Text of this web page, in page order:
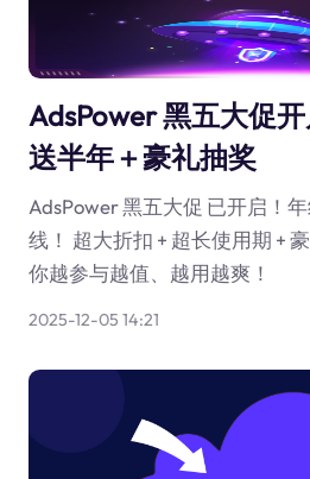
AdsPower 黑五大促
送半年＋豪礼抽奖
AdsPower 黑五大促 已开启！
线！ 超大折扣 + 超长使用期 +
你越参与越值、越用越爽！
2025-12-05 14:21